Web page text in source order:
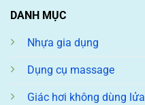
DANH MỤC
Nhựa gia dụng
Dụng cụ massage
Giác hơi không dùng lửa